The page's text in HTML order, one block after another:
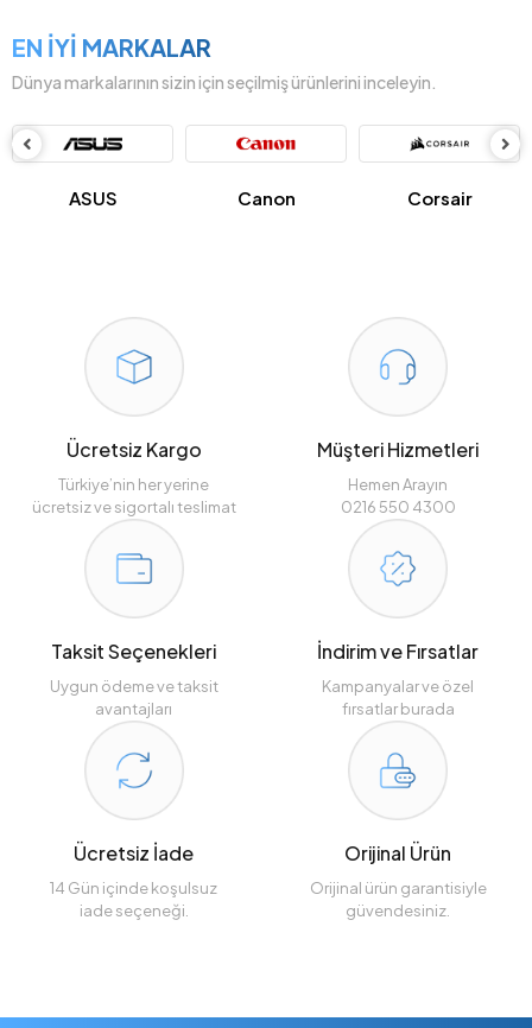
EN İYİ MARKALAR
Dünya markalarının sizin için seçilmiş ürünlerini inceleyin.
ASUS Canon Corsair
Ücretsiz Kargo
Türkiye’nin her yerine
ücretsiz ve sigortalı teslimat
Müşteri Hizmetleri
Hemen Arayın
0216 550 4300
Taksit Seçenekleri
Uygun ödeme ve taksit
avantajları
İndirim ve Fırsatlar
Kampanyalar ve özel
fırsatlar burada
Ücretsiz İade
14 Gün içinde koşulsuz
iade seçeneği.
Orijinal Ürün
Orijinal ürün garantisiyle
güvendesiniz.